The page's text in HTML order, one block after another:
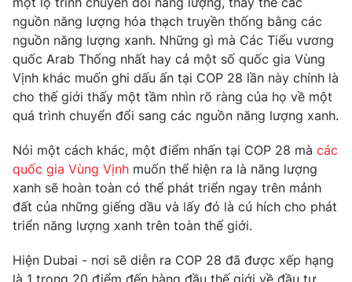
THỜI BÁO VTV
Theo dõi báo trên
Cơ quan chủ quản: Đài Truyền hình Việt Nam
Cơ quan báo chí:Thời báo VTV
Giấy phép hoạt động báo in và báo điện tử số 483/GP-BTTTT
cấp ngày 29/12/2023
Tổng Biên tập:
Vũ Thanh Thủy
Phó Tổng Biên tập:Nguyễn Thị Mỹ Hạnh, Phạm Quốc Thắng,
Nguyễn Trọng Ninh
Ðiện thoại Thời báo VTV:024.66 897 897
nguồn năng lượng hóa thạch truyền thống bằng các
nguồn năng lượng xanh. Những gì mà Các Tiểu vương
quốc Arab Thống nhất hay cả một số quốc gia Vùng
Vịnh khác muốn ghi dấu ấn tại COP 28 lần này chính là
cho thế giới thấy một tầm nhìn rõ ràng của họ về một
quá trình chuyển đổi sang các nguồn năng lượng xanh.
Nói một cách khác, một điểm nhấn tại COP 28 mà các
quốc gia Vùng Vịnh muốn thể hiện ra là năng lượng
xanh sẽ hoàn toàn có thể phát triển ngay trên mảnh
đất của những giếng dầu và lấy đó là cú hích cho phát
triển năng lượng xanh trên toàn thế giới.
Hiện Dubai - nơi sẽ diễn ra COP 28 đã được xếp hạng
là 1 trong 20 điểm đến hàng đầu thế giới về đầu tư